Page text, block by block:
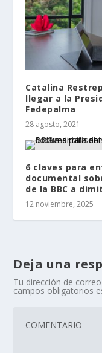
Catalina
llegar a la
Fedepalma
28 agosto, 2021
6 claves para
documental
de la BBC a
12 noviembre, 2025
Deja una
Tu dirección de
campos obligatorios